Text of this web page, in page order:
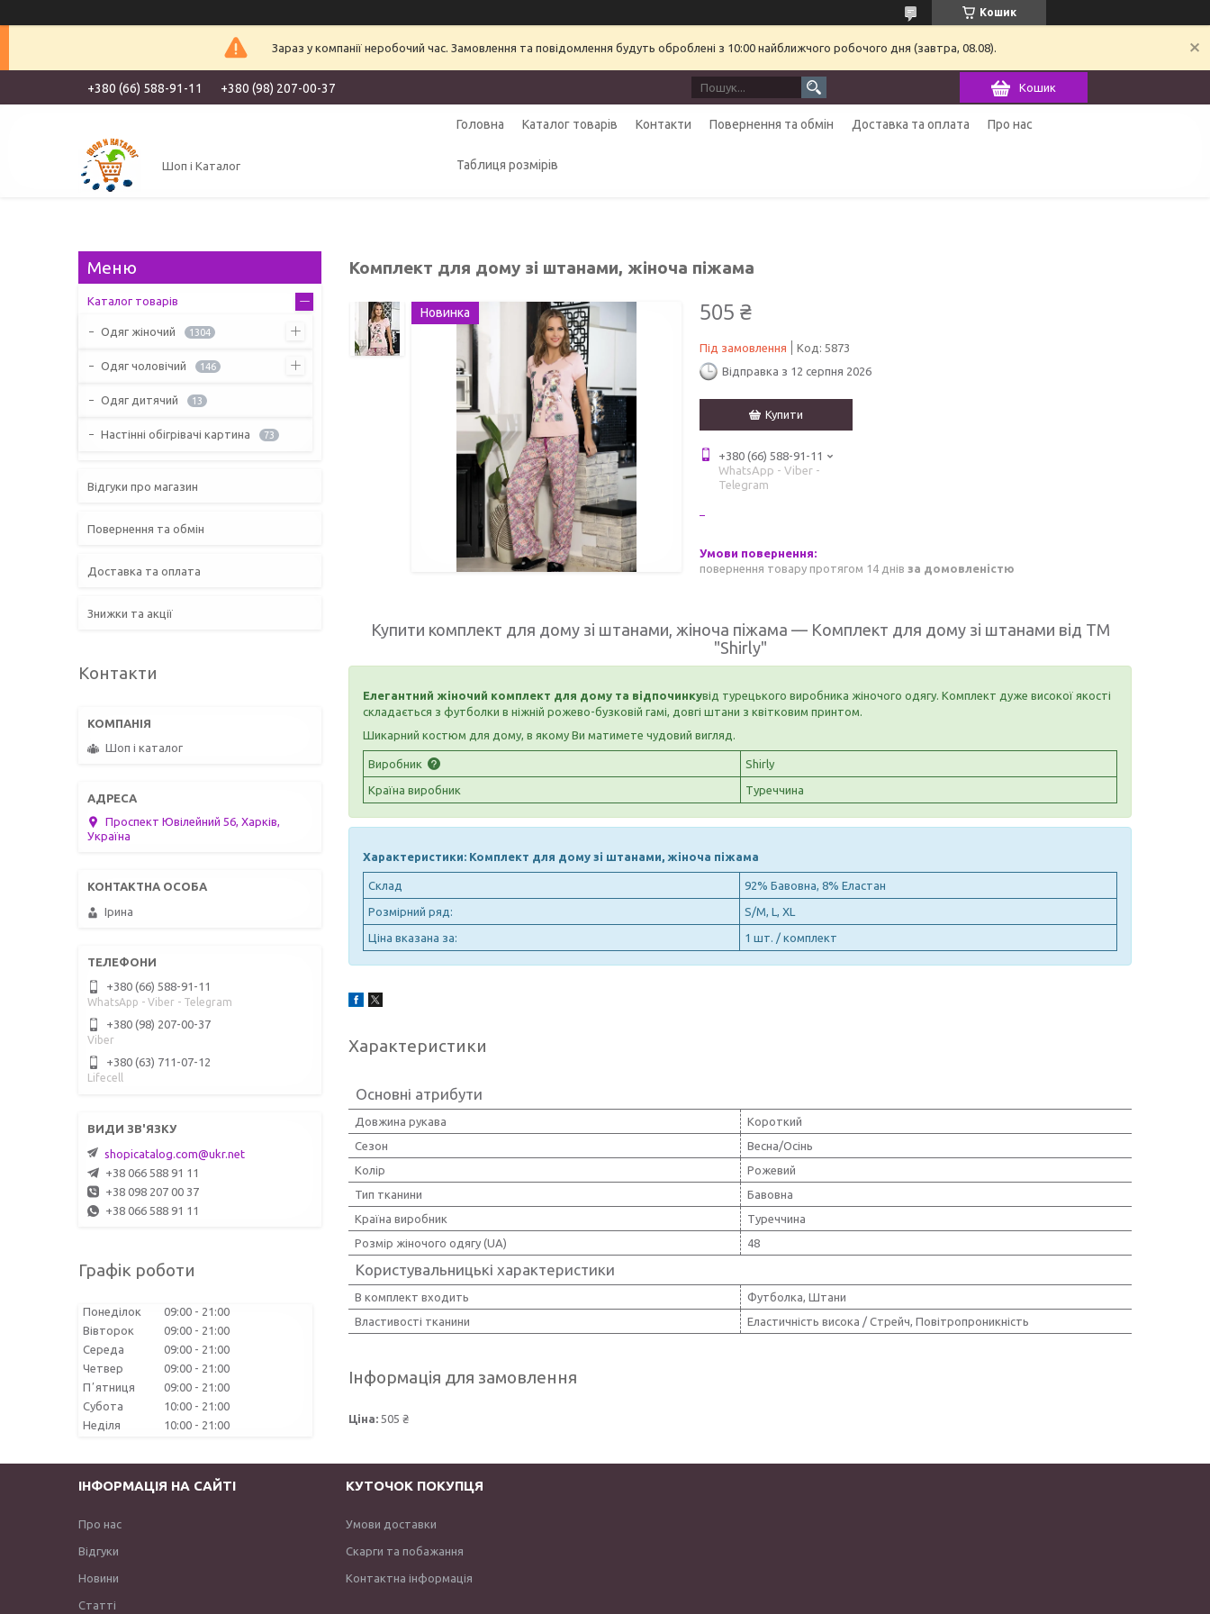
Кошик
Зараз у компанії неробочий час. Замовлення та повідомлення будуть оброблені з 10:00 найближчого робочого дня (завтра, 08.08).
+380 (66) 588-91-11 +380 (98) 207-00-37 Кошик
Шоп і Каталог
Головна Каталог товарів Контакти Повернення та обмін Доставка та оплата Про нас
Таблиця розмірів
Комплект для дому зі штанами, жіноча піжама
Новинка 505 ₴
Під замовлення Код: 5873
Відправка з 12 серпня 2026
Купити
+380 (66) 588-91-11
WhatsApp - Viber -
Telegram
повернення товару протягом 14 днів за домовленістю
Купити комплект для дому зі штанами, жіноча піжама — Комплект для дому зі штанами від ТМ
"Shirly"
Елегантний жіночий комплект для дому та відпочинкувід турецького виробника жіночого одягу. Комплект дуже високої якості
складається з футболки в ніжній рожево-бузковій гамі, довгі штани з квітковим принтом.
Шикарний костюм для дому, в якому Ви матимете чудовий вигляд.
Виробник Shirly
Країна виробник Туреччина
Характеристики: Комплект для дому зі штанами, жіноча піжама
Склад 92% Бавовна, 8% Еластан
Розмірний ряд: S/M, L, XL
Ціна вказана за: 1 шт. / комплект
Характеристики
Основні атрибути
Довжина рукава
Короткий
Сезон
Весна/Осінь
Колір
Рожевий
Тип тканини
Бавовна
Країна виробник
Туреччина
Розмір жіночого одягу (UA)
48
Користувальницькі характеристики
В комплект входить
Футболка, Штани
Властивості тканини
Еластичність висока / Стрейч, Повітропроникність
Інформація для замовлення
Ціна: 505 ₴
Каталог товарів
Одяг жіночий 1304
Одяг чоловічий 146
Одяг дитячий 13
Настінні обігрівачі картина 73
Відгуки про магазин
Повернення та обмін
Доставка та оплата
Знижки та акції
Контакти
Шоп і каталог
Проспект Ювілейний 56, Харків,
Україна
Ірина
+380 (66) 588-91-11
WhatsApp - Viber - Telegram
+380 (98) 207-00-37
Viber
+380 (63) 711-07-12
Lifecell
shopicatalog.com@ukr.net
+38 066 588 91 11
+38 098 207 00 37
+38 066 588 91 11
Графік роботи
Понеділок 09:00
21:00
Вівторок
09:00
21:00
Середа
09:00
21:00
Четвер
09:00
21:00
Пʼятниця
09:00
21:00
Субота
10:00
21:00
Неділя
10:00 21:00
ІНФОРМАЦІЯ НА САЙТІ
Про нас
Відгуки
Новини
Статті
КУТОЧОК ПОКУПЦЯ
Умови доставки
Скарги та побажання
Контактна інформація